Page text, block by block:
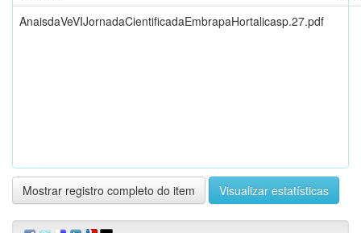
AnaisdaVeVIJornadaCientificadaEmbrapaHortalicasp.27.pdf
Mostrar registro completo do item Visualizar estatísticas